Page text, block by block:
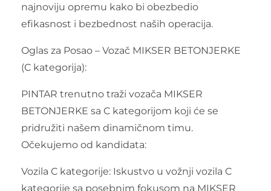
najnoviju opremu kako bi obezbedio
efikasnost i bezbednost naših operacija.
Oglas za Posao – Vozač MIKSER BETONJERKE
(C kategorija):
PINTAR trenutno traži vozača MIKSER
BETONJERKE sa C kategorijom koji će se
pridružiti našem dinamičnom timu.
Očekujemo od kandidata:
Vozila C kategorije: Iskustvo u vožnji vozila C
kategorije sa posebnim fokusom na MIKSER